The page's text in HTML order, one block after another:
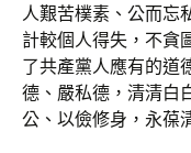
人艱苦樸素、公而忘
計較個人得失，不貪
了共產黨人應有的道
德、嚴私德，清清白
公、以儉修身，永葆